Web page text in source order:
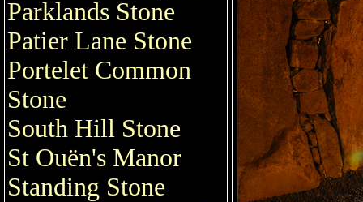
Parklands Stone
Patier Lane Stone
Portelet Common
Stone
South Hill Stone
St Ouën's Manor
Standing Stone